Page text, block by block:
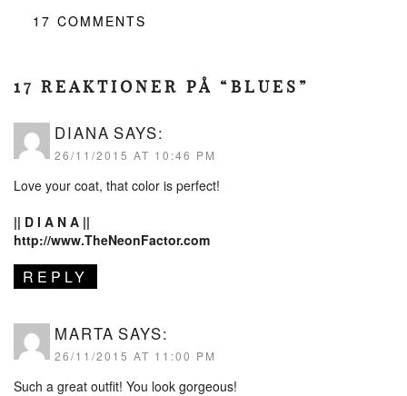
17 COMMENTS
17 REAKTIONER PÅ “BLUES”
DIANA SAYS:
26/11/2015 AT 10:46 PM
Love your coat, that color is perfect!
|| D I A N A ||
http://www.TheNeonFactor.com
REPLY
MARTA SAYS:
26/11/2015 AT 11:00 PM
Such a great outfit! You look gorgeous!